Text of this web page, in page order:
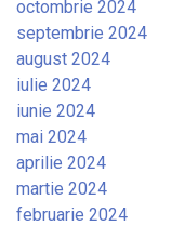
octombrie 2024
septembrie 2024
august 2024
iulie 2024
iunie 2024
mai 2024
aprilie 2024
martie 2024
februarie 2024